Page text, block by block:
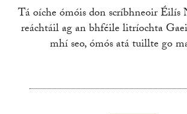
Tá oíche ómóis don scríbhneoir
reáchtáil ag an bhféile litríochta
mhí seo, ómós atá tuillte go